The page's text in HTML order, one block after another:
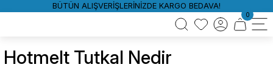
BÜTÜN ALIŞVERİŞLERİNİZDE KARGO BEDAVA!
0
Hotmelt Tutkal Nedir